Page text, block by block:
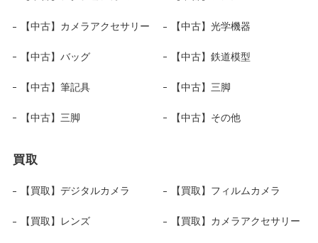
【中古】カメラアクセサリー 【中古】光学機器
【中古】バッグ 【中古】鉄道模型
【中古】筆記具 【中古】三脚
【中古】三脚 【中古】その他
買取
【買取】デジタルカメラ 【買取】フィルムカメラ
【買取】レンズ 【買取】カメラアクセサリー